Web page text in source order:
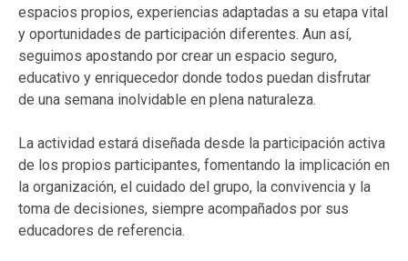
espacios propios, experiencias adaptadas a su etapa vital
y oportunidades de participación diferentes. Aun así,
seguimos apostando por crear un espacio seguro,
educativo y enriquecedor donde todos puedan disfrutar
de una semana inolvidable en plena naturaleza.
La actividad estará diseñada desde la participación activa
de los propios participantes, fomentando la implicación en
la organización, el cuidado del grupo, la convivencia y la
toma de decisiones, siempre acompañados por sus
educadores de referencia.